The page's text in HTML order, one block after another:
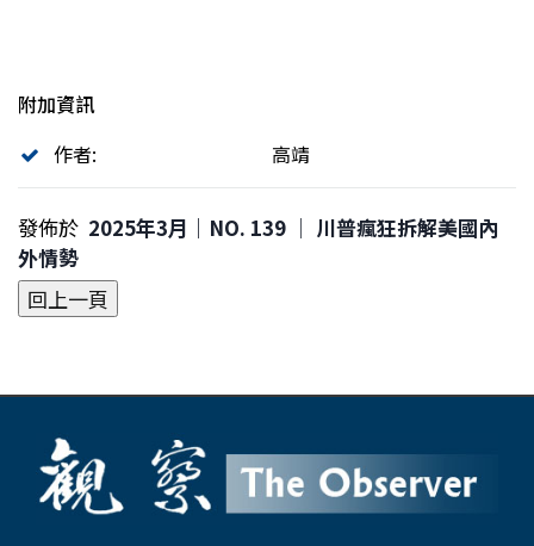
附加資訊
作者:
高靖
發佈於 2025年3月｜NO. 139 │ 川普瘋狂拆解美國內
外情勢